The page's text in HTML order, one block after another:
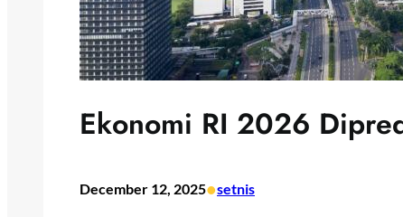
Ekonomi RI 2026
December 12, 2025•setnis